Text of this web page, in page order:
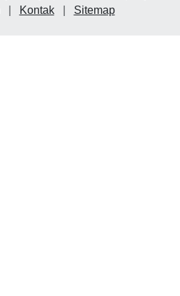
Kontak Sitemap